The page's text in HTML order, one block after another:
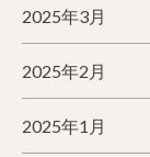
2025年3月
2025年2月
2025年1月